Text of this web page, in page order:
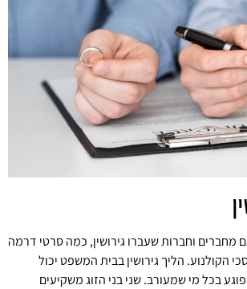
מחברים וחברות שעברו גירושין, כמה סרטי דרמה
הקולנוע. הליך גירושין בבית המשפט יכול
בכל מי שמעורב. שני בני הזוג משקיעים